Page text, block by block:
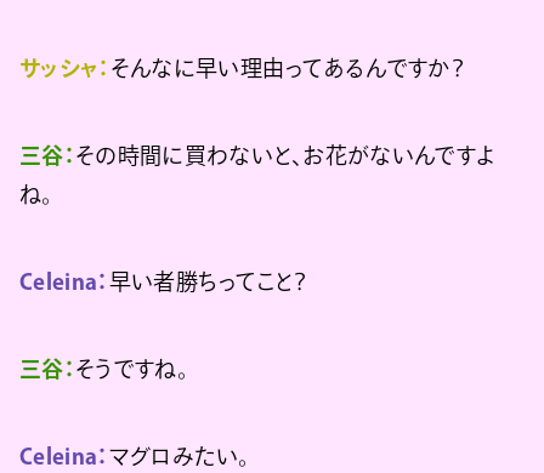
サッシャ： そんなに早い理由ってあるんですか？
三谷： その時間に買わないと、お花がないんですよ
ね。
Celeina： 早い者勝ちってこと？
三谷： そうですね。
Celeina： マグロみたい。